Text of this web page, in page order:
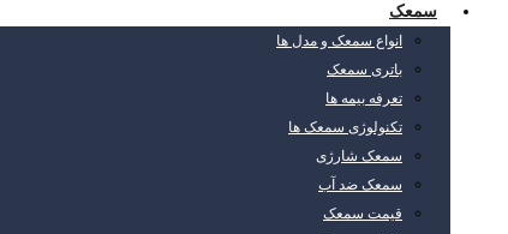
سمعک
انواع سمعک و مدل ها
باتری سمعک
تعرفه بیمه ها
تکنولوژی سمعک ها
سمعک شارژی
سمعک ضد آب
قیمت سمعک